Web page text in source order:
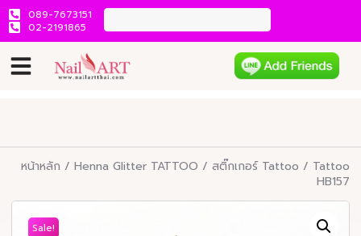
089-7673151
02-2191865
หน้าหลัก / Henna Glitter TATTOO / สติ๊กเกอร์ Tattoo / Tattoo
HB157
Sale!